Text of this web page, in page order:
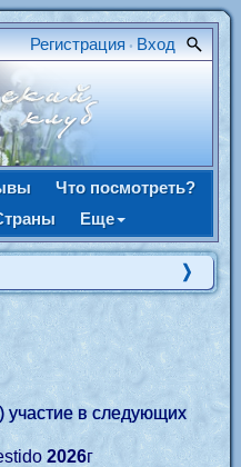
Регистрация • Вход
Что посмотреть?
Еще
участие в следующих
2026г